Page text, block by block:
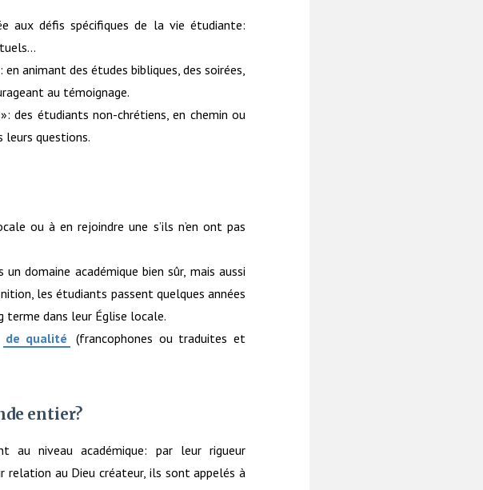
aux défis spécifiques de la vie étudiante:
animant des études bibliques, des soirées,
au témoignage.
des étudiants non-chrétiens, en chemin ou
questions.
ou à en rejoindre une s’ils n’en ont pas
domaine académique bien sûr, mais aussi
les étudiants passent quelques années
terme dans leur Église locale.
de qualité (francophones ou traduites et
entier?
au niveau académique: par leur rigueur
relation au Dieu créateur, ils sont appelés à